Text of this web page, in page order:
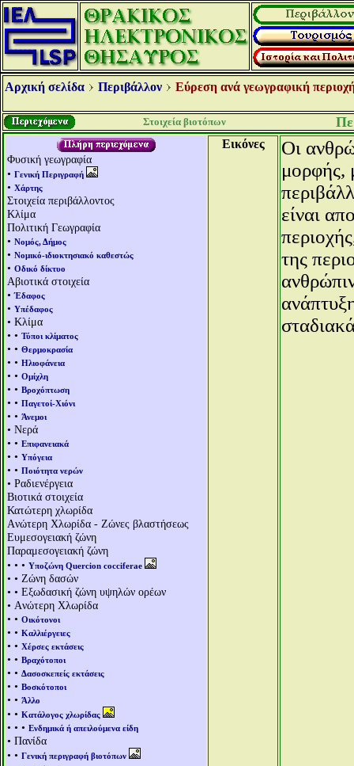
Αρχική σελίδα Περιβάλλον Εύρεση ανά γεωγραφική
Στοιχεία βιοτόπων
Φυσική γεωγραφία
• Γενική Περιγραφή
• Χάρτης
Στοιχεία περιβάλλοντος
Κλίμα
Πολιτική Γεωγραφία
• Νομός, Δήμος
• Νομικό-ιδιοκτησιακό καθεστώς
• Οδικό δίκτυο
Αβιοτικά στοιχεία
•Έδαφος
• Υπέδαφος
• Κλίμα
• • Τύποι κλίματος
• • Θερμοκρασία
• • Ηλιοφάνεια
• • Ομίχλη
• • Βροχόπτωση
• • Παγετοί-Χιόνι
• • Άνεμοι
• Νερά
• • Επιφανειακά
• • Υπόγεια
• • Ποιότητα νερών
• Ραδιενέργεια
Βιοτικά στοιχεία
Κατώτερη χλωρίδα
Aνώτερη Χλωρίδα - Ζώνες βλαστήσεως
Ευμεσογειακή ζώνη
Παραμεσογειακή ζώνη
• • • Υποζώνη Quercion cocciferae
• • Ζώνη δασών
• • Εξωδασική ζώνη υψηλών ορέων
• Aνώτερη Χλωρίδα
• • Οικότονοι
• • Καλλιέργειες
• • Χέρσες εκτάσεις
• • Βραχότοποι
• • Δασοσκεπείς εκτάσεις
• • Βοσκότοποι
• • Άλλο
• • Κατάλογος χλωρίδας
• • • Ενδημικά ή απειλούμενα είδη
• Πανίδα
• • Γενική περιγραφή βιοτόπων
Εικόνες
Οι
μορφής,
είναι
της